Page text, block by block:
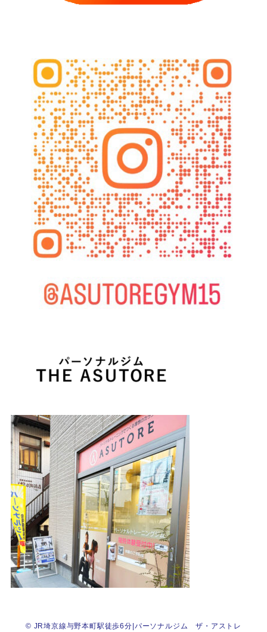
© JR埼京線与野本町駅徒歩6分|パーソナルジム ザ・アストレ